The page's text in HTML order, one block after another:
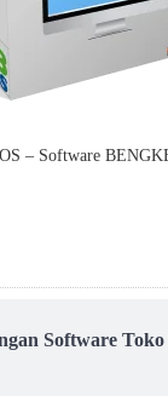
– Software
Software